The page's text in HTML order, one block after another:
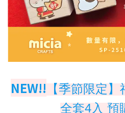
NEW!! 【季節限定
全套4入 預